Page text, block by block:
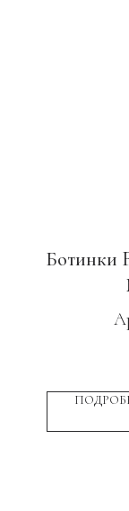
Ботинки